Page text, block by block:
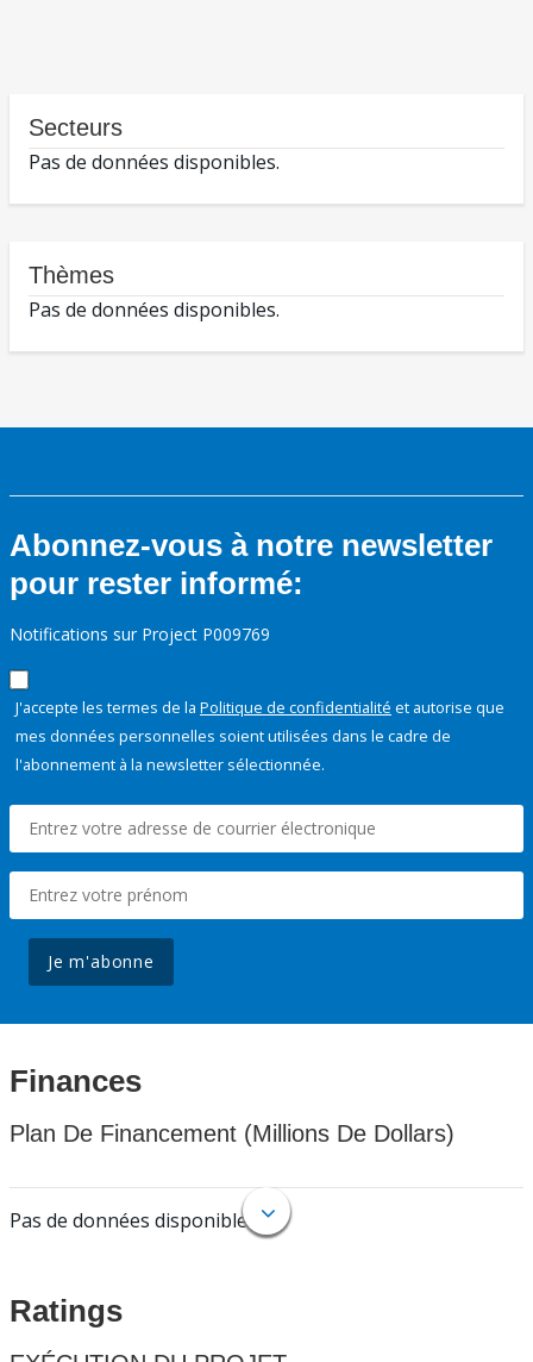
Secteurs
Pas de données disponibles.
Thèmes
Pas de données disponibles.
Abonnez-vous à notre newsletter
pour rester informé:
Notifications sur Project P009769
J'accepte les termes de la Politique de confidentialité et autorise que
mes données personnelles soient utilisées dans le cadre de
l'abonnement à la newsletter sélectionnée.
Je m'abonne
Finances
Plan De Financement (Millions De Dollars)
Pas de données disponibles.
Ratings